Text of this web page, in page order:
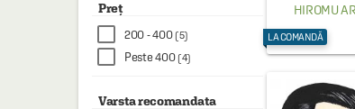
Preț
200 - 400 (5)
Peste 400 (4)
Varsta recomandata
HIROMU
LA COMANDĂ